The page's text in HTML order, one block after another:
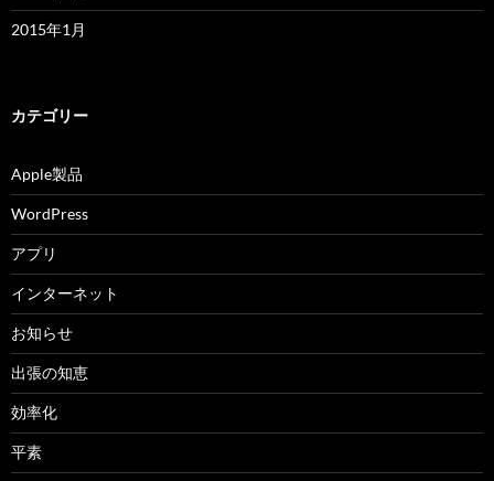
2015年1月
カテゴリー
Apple製品
WordPress
アプリ
インターネット
お知らせ
出張の知恵
効率化
平素